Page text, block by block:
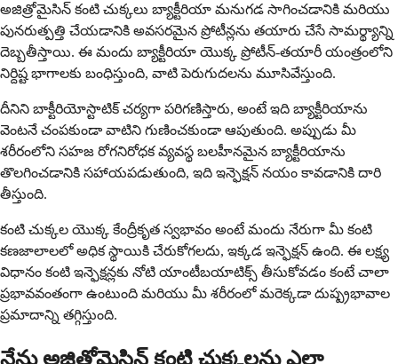
అజిత్రోమైసిన్ కంటి చుక్కలు బ్యాక్టీరియా మనుగడ సాగించడానికి మరియు
పునరుత్పత్తి చేయడానికి అవసరమైన ప్రోటీన్లను తయారు చేసే సామర్థ్యాన్ని
దెబ్బతీస్తాయి. ఈ మందు బ్యాక్టీరియా యొక్క ప్రోటీన్-తయారీ యంత్రంలోని
నిర్దిష్ట భాగాలకు బంధిస్తుంది, వాటి పెరుగుదలను మూసివేస్తుంది.
దీనిని బాక్టీరియోస్టాటిక్ చర్యగా పరిగణిస్తారు, అంటే ఇది బ్యాక్టీరియాను
వెంటనే చంపకుండా వాటిని గుణించకుండా ఆపుతుంది. అప్పుడు మీ
శరీరంలోని సహజ రోగనిరోధక వ్యవస్థ బలహీనమైన బ్యాక్టీరియాను
తొలగించడానికి సహాయపడుతుంది, ఇది ఇన్ఫెక్షన్ నయం కావడానికి దారి
తీస్తుంది.
కంటి చుక్కల యొక్క కేంద్రీకృత స్వభావం అంటే మందు నేరుగా మీ కంటి
కణజాలాలలో అధిక స్థాయికి చేరుకోగలదు, ఇక్కడ ఇన్ఫెక్షన్ ఉంది. ఈ లక్ష్య
విధానం కంటి ఇన్ఫెక్షన్లకు నోటి యాంటీబయాటిక్స్ తీసుకోవడం కంటే చాలా
ప్రభావవంతంగా ఉంటుంది మరియు మీ శరీరంలో మరెక్కడా దుష్ప్రభావాల
ప్రమాదాన్ని తగ్గిస్తుంది.
నేను అజిత్రోమైసిన్ కంటి చుక్కలను ఎలా